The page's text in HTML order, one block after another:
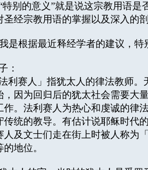
特别的意义”就是说这宗教用语
圣经宗教用语的掌握以及深入的
是根据最近释经学者的建议，特
：
法利赛人」指犹太人的律法教师
，因为回归后的犹太社会需要大
作。法利赛人为热心和虔诚的律
传统的教导。有估计说耶稣时代
人及文士们走在街上时被人称为
地位。